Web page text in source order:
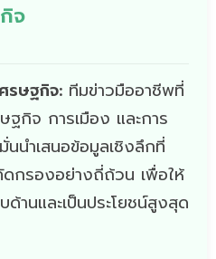
จ
รษฐกิจ: ทีมข่าวมืออาชีพที่
ฐกิจ การเมือง และการ
นำเสนอข้อมูลเชิงลึกที่
ดกรองอย่างถี่ถ้วน เพื่อให้
านและเป็นประโยชน์สูงสุด